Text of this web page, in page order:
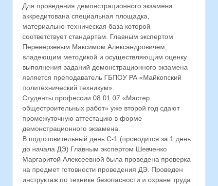
Для проведения демонстрационного экзамена
аккредитована специальная площадка,
материально-техническая база которой
соответствует стандартам. Главным экспертом
Переверзевым Максимом Александровичем,
владеющим методикой и осуществляющим оценку
выполнения заданий демонстрационного экзамена
является преподаватель ГБПОУ РА «Майкопский
политехнический техникум».
Студенты профессии 08.01.07 «Мастер
общестроительных работ» уже второй год сдают
промежуточную аттестацию в форме
демонстрационного экзамена.
В подготовительный день С-1 (проводится за 1 день
до начала ДЭ) Главным экспертом Шевченко
Маргаритой Алексеевной была проведена проверка
на предмет готовности проведения ДЭ. Проведен
инструктаж по технике безопасности и охране труда